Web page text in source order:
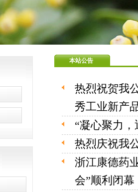
本站公告
热烈祝贺我
秀工业新产
“凝心聚力
热烈庆祝我
浙江康德药
会”顺利闭幕